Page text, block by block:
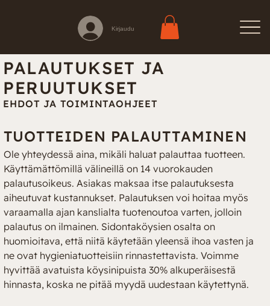
Kirjaudu
TUOTTEIDEN PALAUTTAMINEN
Ole yhteydessä aina, mikäli haluat palauttaa tuotteen.
Käyttämättömillä välineillä on 14 vuorokauden
palautusoikeus. Asiakas maksaa itse palautuksesta
aiheutuvat kustannukset. Palautuksen voi hoitaa myös
varaamalla ajan kanslialta tuotenoutoa varten, jolloin
palautus on ilmainen. Sidontaköysien osalta on
huomioitava, että niitä käytetään yleensä ihoa vasten ja
ne ovat hygieniatuotteisiin rinnastettavista. Voimme
hyvittää avatuista köysinipuista 30% alkuperäisestä
hinnasta, koska ne pitää myydä uudestaan käytettynä.
PALAUTUKSET JA
PERUUTUKSET
EHDOT JA TOIMINTAOHJEET